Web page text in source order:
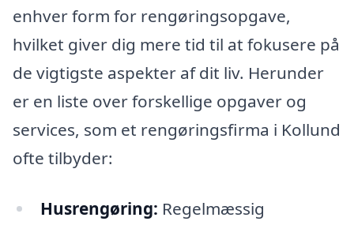
enhver form for rengøringsopgave,
hvilket giver dig mere tid til at fokusere på
de vigtigste aspekter af dit liv. Herunder
er en liste over forskellige opgaver og
services, som et rengøringsfirma i Kollund
ofte tilbyder:
Husrengøring: Regelmæssig